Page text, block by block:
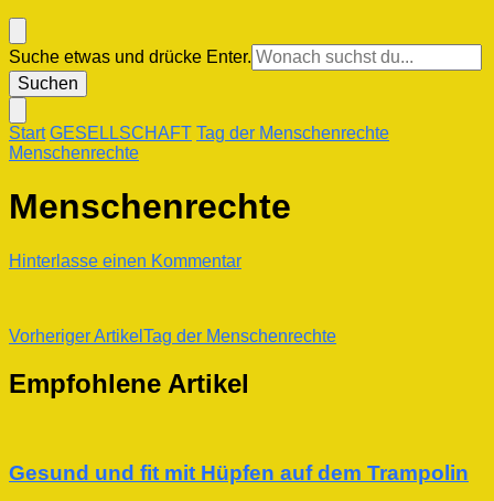
Suchst
du
nach
Suche etwas und drücke Enter.
Start GESELLSCHAFT Tag der Menschenrechte
Menschenrechte
Menschenrechte
Hinterlasse einen Kommentarzu
Beitragsnavigation
Vorheriger Artikel Tag der Menschenrechte
Empfohlene Artikel
Gesund und fit mit Hüpfen auf dem Trampolin